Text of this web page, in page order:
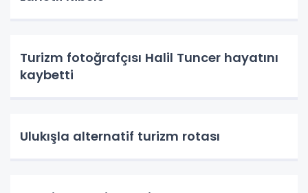
Turizm fotoğrafçısı Halil Tuncer hayatını
kaybetti
Ulukışla alternatif turizm rotası